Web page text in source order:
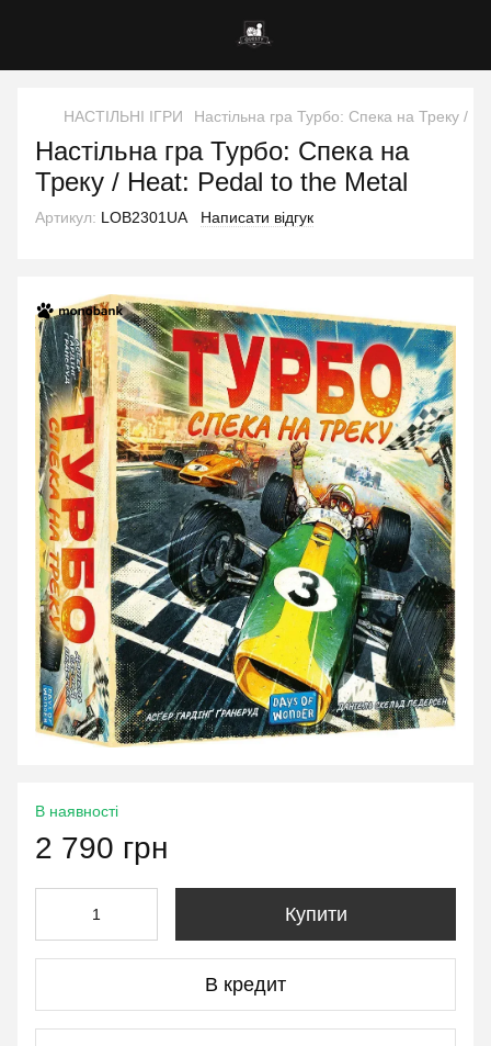
НАСТІЛЬНІ ІГРИ Настільна гра Турбо: Спека на Треку /
Настільна гра Турбо: Спека на
Треку / Heat: Pedal to the Metal
Артикул: LOB2301UA Написати відгук
В наявності
2 790 грн
Купити
В кредит